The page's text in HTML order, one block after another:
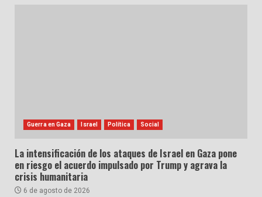
Guerra en Gaza Israel Política Social
La intensificación de los ataques de Israel en Gaza pone
en riesgo el acuerdo impulsado por Trump y agrava la
crisis humanitaria
6 de agosto de 2026